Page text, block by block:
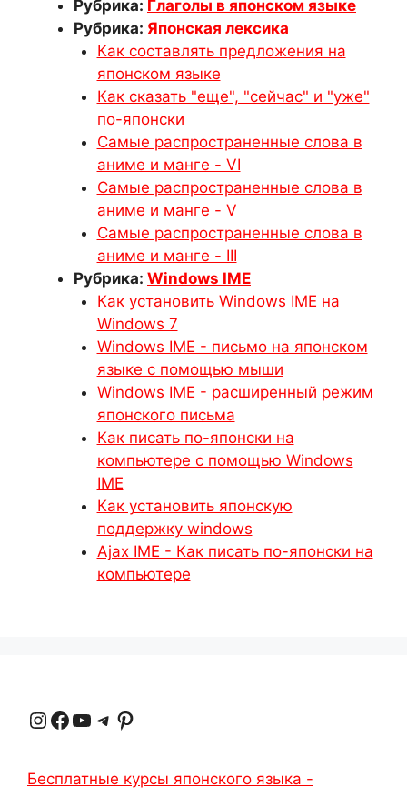
Рубрика: Глаголы в японском языке
Рубрика: Японская лексика
Как составлять предложения на
японском языке
Как сказать "еще", "сейчас" и "уже"
по-японски
Самые распространенные слова в
аниме и манге - VI
Самые распространенные слова в
аниме и манге - V
Самые распространенные слова в
аниме и манге - III
Рубрика: Windows IME
Как установить Windows IME на
Windows 7
Windows IME - письмо на японском
языке с помощью мыши
Windows IME - расширенный режим
японского письма
Как писать по-японски на
компьютере с помощью Windows
IME
Как установить японскую
поддержку windows
Ajax IME - Как писать по-японски на
компьютере
Instagram Facebook YouTube Telegram Pinterest
Бесплатные курсы японского языка -